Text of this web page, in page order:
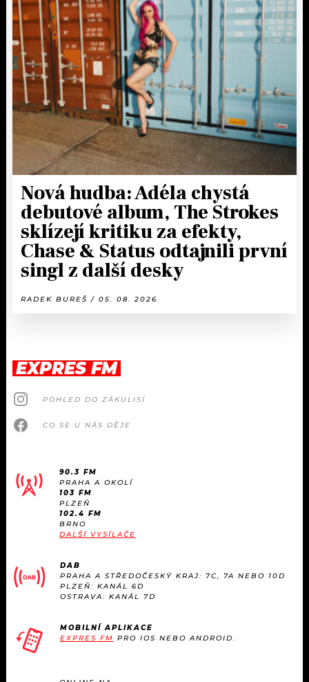
Nová hudba: Adéla chystá
debutové album, The Strokes
sklízejí kritiku za efekty,
Chase & Status odtajnili první
singl z další desky
RADEK BUREŠ / 05. 08. 2026
EXPRES FM
POHLED DO ZÁKULISÍ
CO SE U NÁS DĚJE
90.3 FM
PRAHA A OKOLÍ
103 FM
PLZEŇ
102.4 FM
BRNO
DALŠÍ VYSÍLAČE
DAB
PRAHA A STŘEDOČESKÝ KRAJ: 7C, 7A NEBO 10D
PLZEŇ: KANÁL 6D
OSTRAVA: KANÁL 7D
MOBILNÍ APLIKACE
EXPRES FM PRO IOS NEBO ANDROID.